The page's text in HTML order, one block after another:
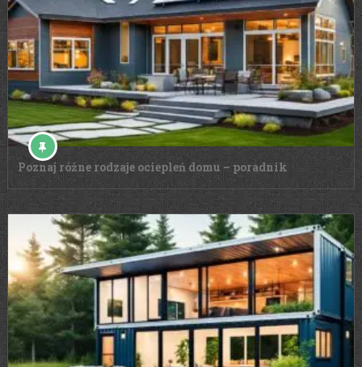
Poznaj różne rodzaje ociepleń domu – poradnik